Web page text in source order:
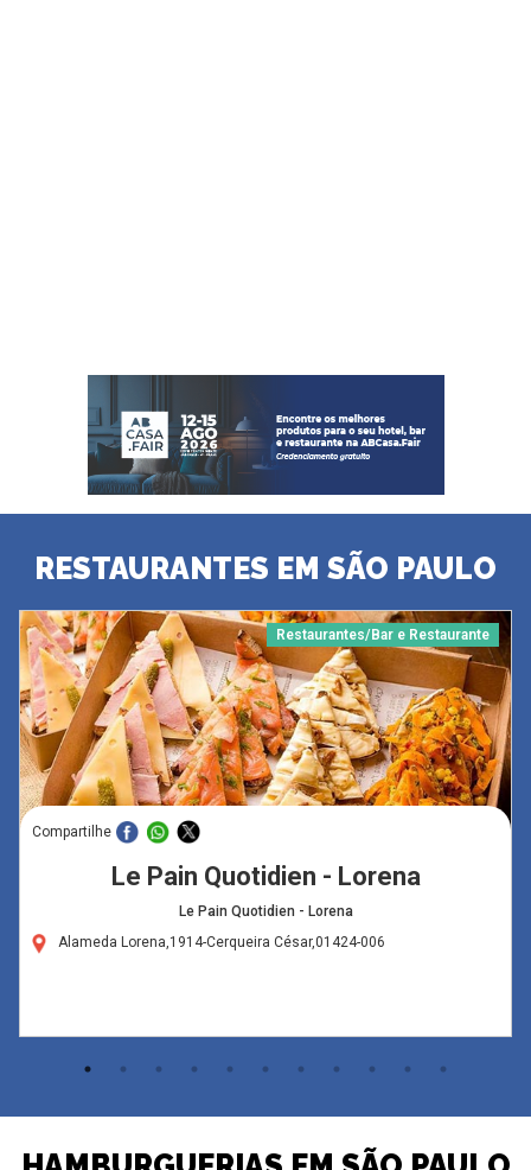
RESTAURANTES EM SÃO PAULO
Restaurantes/Bar e Restaurante
Compartilhe
Le Pain Quotidien - Lorena
Le Pain Quotidien - Lorena
Alameda Lorena,1914-Cerqueira César,01424-006